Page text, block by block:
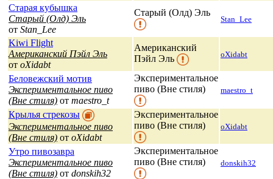
Старая кубышка
Старый (Олд) Эль
от Stan_Lee
Старый (Олд) Эль
Stan_Lee
Kiwi Flight
Американский Пэйл Эль
от oXidabt
Американский
Пэйл Эль
oXidabt
Беловежский мотив
Экспериментальное пиво
(Вне стиля) от maestro_t
Экспериментальное
пиво (Вне стиля)
maestro_t
Крылья стрекозы
Экспериментальное пиво
(Вне стиля) от oXidabt
Экспериментальное
пиво (Вне стиля)
oXidabt
Утро пивозавра
Экспериментальное пиво
(Вне стиля) от donskih32
Экспериментальное
пиво (Вне стиля)
donskih32